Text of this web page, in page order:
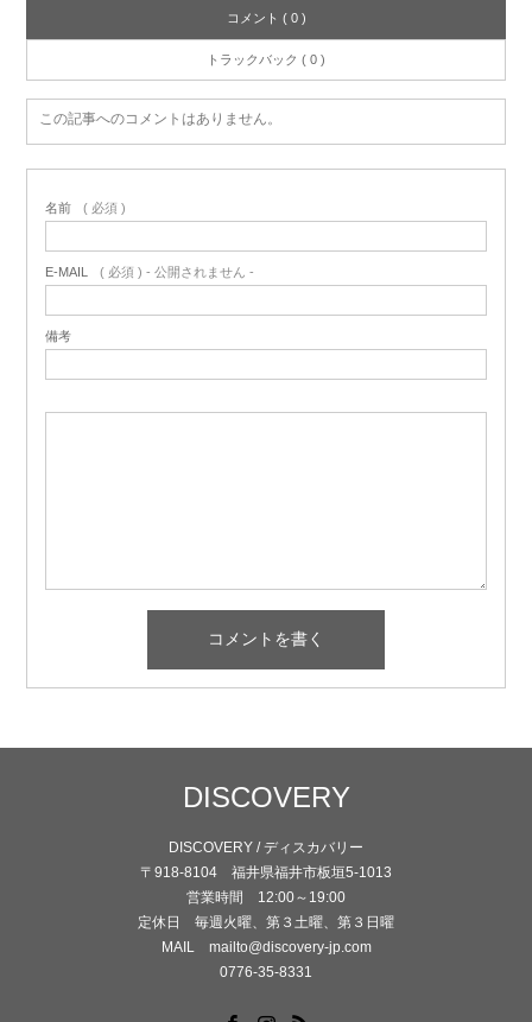
コメント ( 0 )
トラックバック ( 0 )
この記事へのコメントはありません。
名前 ( 必須 )
E-MAIL ( 必須 ) - 公開されません -
備考
DISCOVERY
DISCOVERY / ディスカバリー
〒918-8104 福井県福井市板垣5-1013
営業時間 12:00～19:00
定休日 毎週火曜、第３土曜、第３日曜
MAIL mailto@discovery-jp.com
0776-35-8331